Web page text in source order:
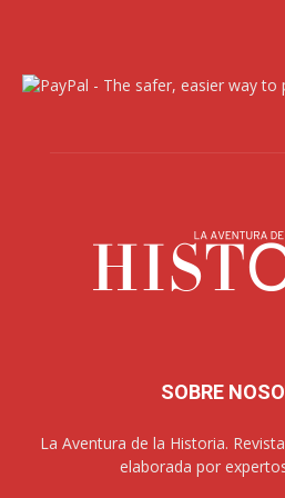
SOBRE
La Aventura de la Historia.
elaborada por